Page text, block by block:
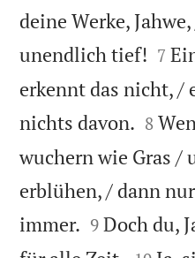
deine Werke,
unendlich tief! 

7
erkennt das nicht, /
nichts davon. 

8
wuchern wie Gras /
erblühen, / dann
immer. 

9 Doch du,